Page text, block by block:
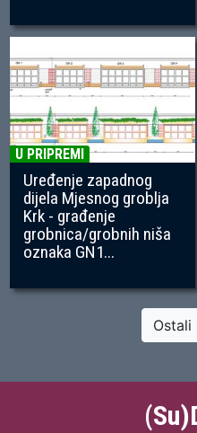
U PRIPREMI
Uređenje zapadnog
dijela Mjesnog groblja
Krk - građenje
grobnica/grobnih niša
oznaka GN1...
Ostali